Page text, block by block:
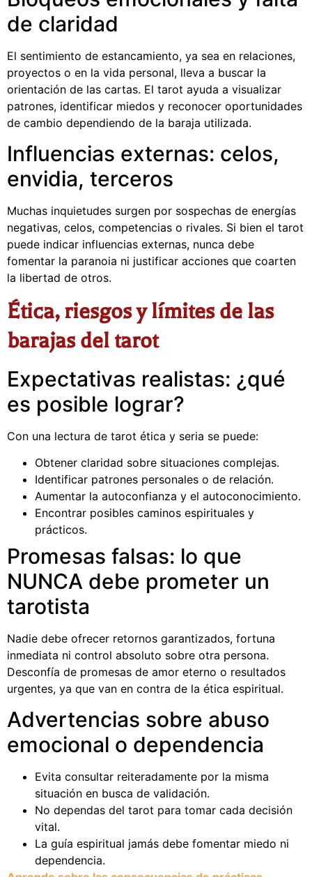
de claridad
El sentimiento de estancamiento, ya sea en relaciones,
proyectos o en la vida personal, lleva a buscar la
orientación de las cartas. El tarot ayuda a visualizar
patrones, identificar miedos y reconocer oportunidades
de cambio dependiendo de la baraja utilizada.
Influencias externas: celos,
envidia, terceros
Muchas inquietudes surgen por sospechas de energías
negativas, celos, competencias o rivales. Si bien el tarot
puede indicar influencias externas, nunca debe
fomentar la paranoia ni justificar acciones que coarten
la libertad de otros.
Ética, riesgos y límites de las
barajas del tarot
Expectativas realistas: ¿qué
es posible lograr?
Con una lectura de tarot ética y seria se puede:
Obtener claridad sobre situaciones complejas.
Identificar patrones personales o de relación.
Aumentar la autoconfianza y el autoconocimiento.
Encontrar posibles caminos espirituales y
prácticos.
Promesas falsas: lo que
NUNCA debe prometer un
tarotista
Nadie debe ofrecer retornos garantizados, fortuna
inmediata ni control absoluto sobre otra persona.
Desconfía de promesas de amor eterno o resultados
urgentes, ya que van en contra de la ética espiritual.
Advertencias sobre abuso
emocional o dependencia
Evita consultar reiteradamente por la misma
situación en busca de validación.
No dependas del tarot para tomar cada decisión
vital.
La guía espiritual jamás debe fomentar miedo ni
dependencia.